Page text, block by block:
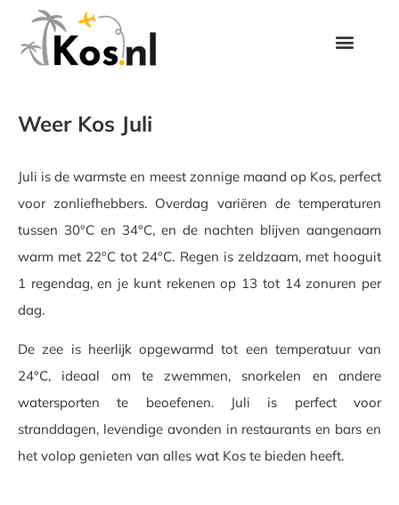
Weer Kos Juli
Juli is de warmste en meest zonnige maand op Kos, perfect
voor zonliefhebbers. Overdag variëren de temperaturen
tussen 30°C en 34°C, en de nachten blijven aangenaam
warm met 22°C tot 24°C. Regen is zeldzaam, met hooguit
1 regendag, en je kunt rekenen op 13 tot 14 zonuren per
dag.
De zee is heerlijk opgewarmd tot een temperatuur van
24°C, ideaal om te zwemmen, snorkelen en andere
watersporten te beoefenen. Juli is perfect voor
stranddagen, levendige avonden in restaurants en bars en
het volop genieten van alles wat Kos te bieden heeft.